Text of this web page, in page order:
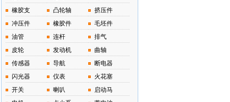
橡胶支
凸轮轴
挤压件
冲压件
橡胶件
毛坯件
油管
连杆
排气
皮轮
发动机
曲轴
传感器
导航
断电器
闪光器
仪表
火花塞
开关
喇叭
启动马